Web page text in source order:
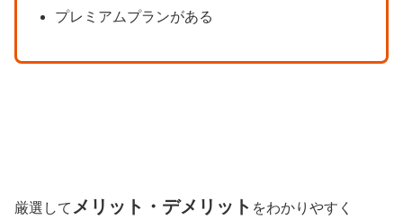
プレミアムプランがある
厳選して メリット・デメリット をわかりやすく